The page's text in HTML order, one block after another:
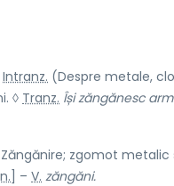
Intranz. (Despre metale,
◊ Tranz. Își zăngănesc
Zăngănire; zgomot metalic
] – V. zăngăni.